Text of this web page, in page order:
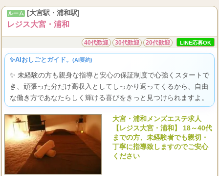
ルーム [大宮駅・浦和駅]
レジス大宮・浦和
40代歓迎 30代歓迎 20代歓迎 LINE応募OK
✨AIおしごとガイド。 (AI要約)
✨ 未経験の方も親身な指導と安心の保証制度で心強くスタートで
き、頑張った分だけ高収入としてしっかり返ってくるから、自由
な働き方であなたらしく輝ける喜びをきっと見つけられますよ。
大宮・浦和メンズエステ求人
【レジス大宮・浦和】 18～40代
までの方、未経験者でも親切・
丁寧に指導致しますのでご安心
ください